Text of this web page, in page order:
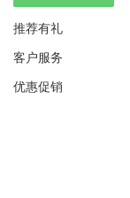
推荐有礼
客户服务
优惠促销